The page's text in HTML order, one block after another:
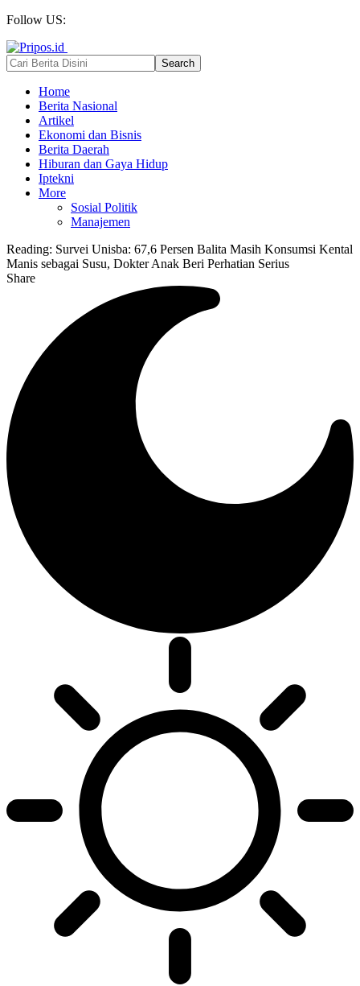
Follow US:
Home
Berita Nasional
Artikel
Ekonomi dan Bisnis
Berita Daerah
Hiburan dan Gaya Hidup
Iptekni
More
Sosial Politik
Manajemen
Reading: Survei Unisba: 67,6 Persen Balita Masih Konsumsi Kental
Manis sebagai Susu, Dokter Anak Beri Perhatian Serius
Share